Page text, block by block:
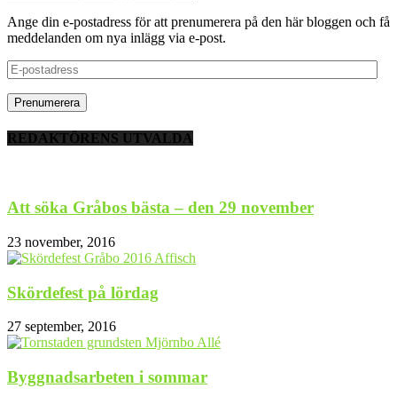
Ange din e-postadress för att prenumerera på den här bloggen och få
meddelanden om nya inlägg via e-post.
E-
postadress
REDAKTÖRENS UTVALDA
Att söka Gråbos bästa – den 29 november
23 november, 2016
Skördefest på lördag
27 september, 2016
Byggnadsarbeten i sommar